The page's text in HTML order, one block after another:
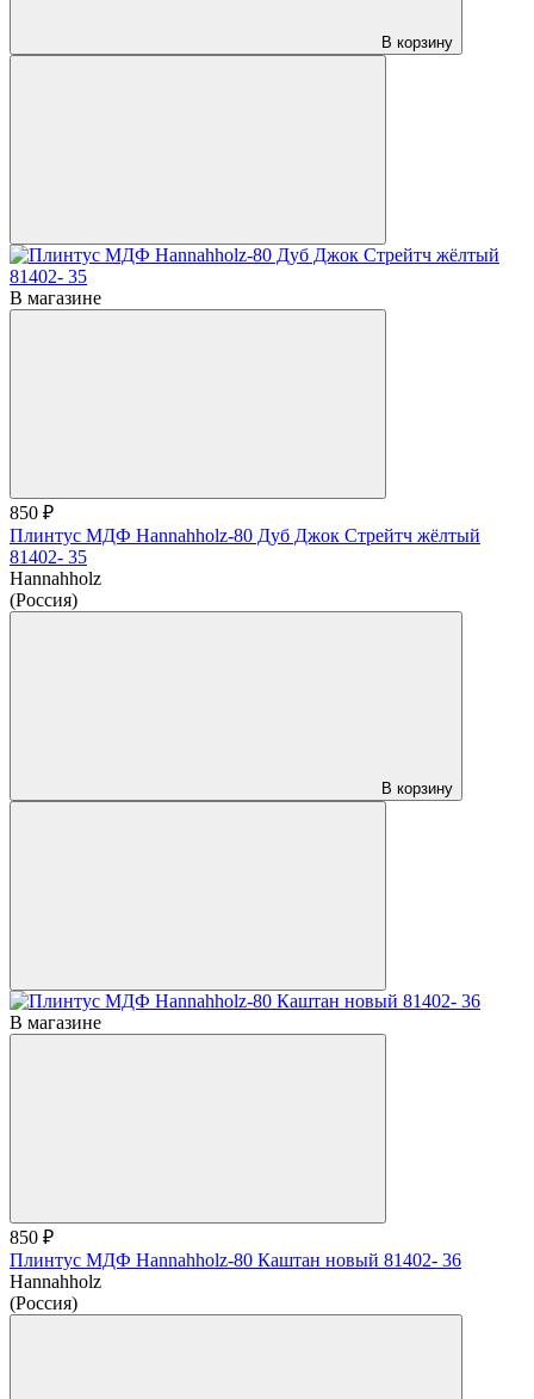
В корзину
В магазине
850 ₽
Плинтус МДФ Hannahholz-80 Дуб Джок Стрейтч жёлтый
81402- 35
Hannahholz
(Россия)
В корзину
В магазине
850 ₽
Плинтус МДФ Hannahholz-80 Каштан новый 81402- 36
Hannahholz
(Россия)